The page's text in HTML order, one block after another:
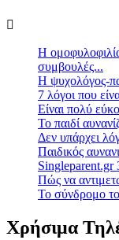
Η
συμβουλές...
Η ψυχολόγος-
7 λόγοι που
Είναι πολύ
Το παιδί
Δεν υπάρχει
Παιδικός
Singleparent.gr
Πώς να
Το σύνδρομο
Χρήσιμα